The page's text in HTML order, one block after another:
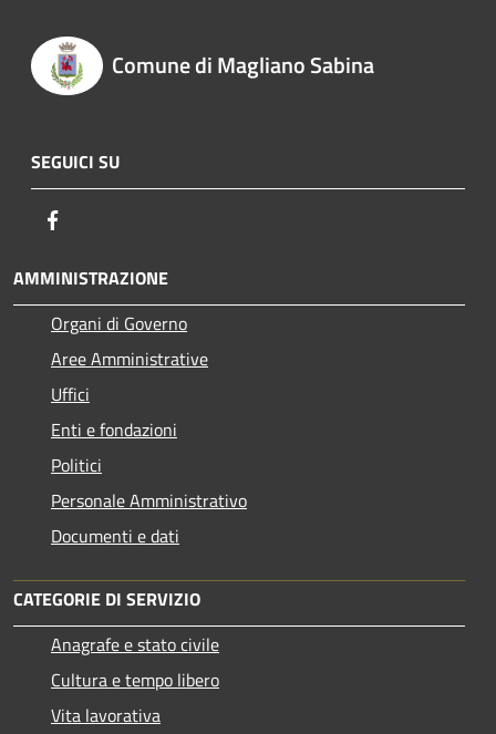
Comune di Magliano Sabina
SEGUICI SU
AMMINISTRAZIONE
Organi di Governo
Aree Amministrative
Uffici
Enti e fondazioni
Politici
Personale Amministrativo
Documenti e dati
CATEGORIE DI SERVIZIO
Anagrafe e stato civile
Cultura e tempo libero
Vita lavorativa